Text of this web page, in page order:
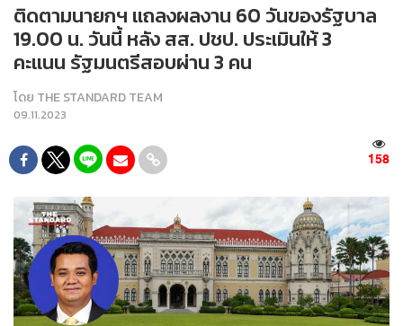
ติดตามนายกฯ แถลงผลงาน 60 วันของรัฐบาล
19.00 น. วันนี้ หลัง สส. ปชป. ประเมินให้ 3
คะแนน รัฐมนตรีสอบผ่าน 3 คน
โดย THE STANDARD TEAM
09.11.2023
158